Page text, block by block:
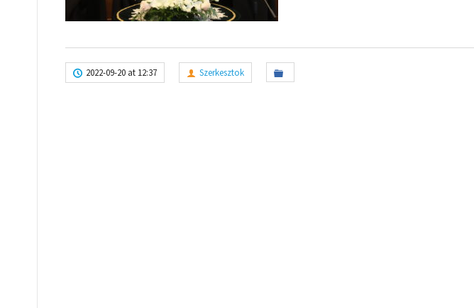
2022-09-20 at 12:37 Szerkesztok